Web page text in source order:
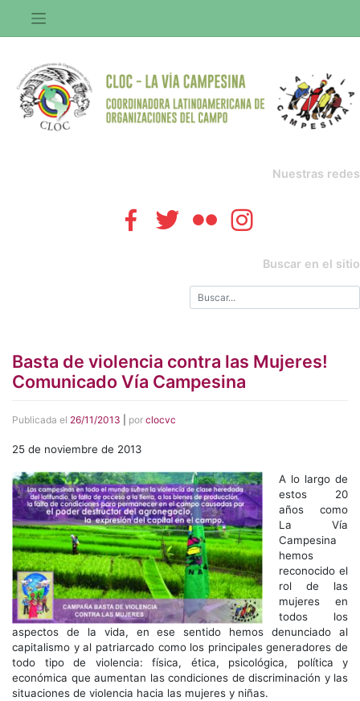
contenido
Nuestras redes
Buscar en el sitio
Basta de violencia contra las Mujeres!
Comunicado Vía Campesina
Publicada el 26/11/2013 por clocvc
25 de noviembre de 2013
A lo largo de
estos 20
años como
La Vía
Campesina
hemos
reconocido el
rol de las
mujeres en
todos los
aspectos de la vida, en ese sentido hemos denunciado al
capitalismo y al patriarcado como los principales generadores de
todo tipo de violencia: física, ética, psicológica, política y
económica que aumentan las condiciones de discriminación y las
situaciones de violencia hacia las mujeres y niñas.